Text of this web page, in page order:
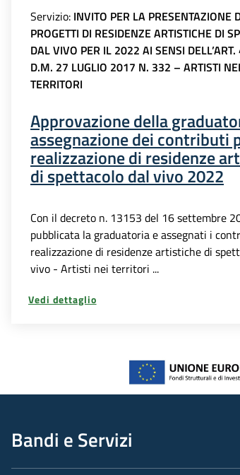
Servizio: INVITO PER LA PRESENTAZIONE
PROGETTI DI RESIDENZE ARTISTICHE DI
DAL VIVO PER IL 2022 AI SENSI
D.M. 27 LUGLIO 2017 N. 332 – ARTISTI NEI
TERRITORI
Approvazione della
assegnazione dei contributi
realizzazione di residenze
di spettacolo dal vivo 2022
Con il decreto n. 13153 del 16 settembre
pubblicata la graduatoria e assegnati i
realizzazione di residenze artistiche di
vivo - Artisti nei territori ...
Vedi dettaglio
Bandi e Servizi